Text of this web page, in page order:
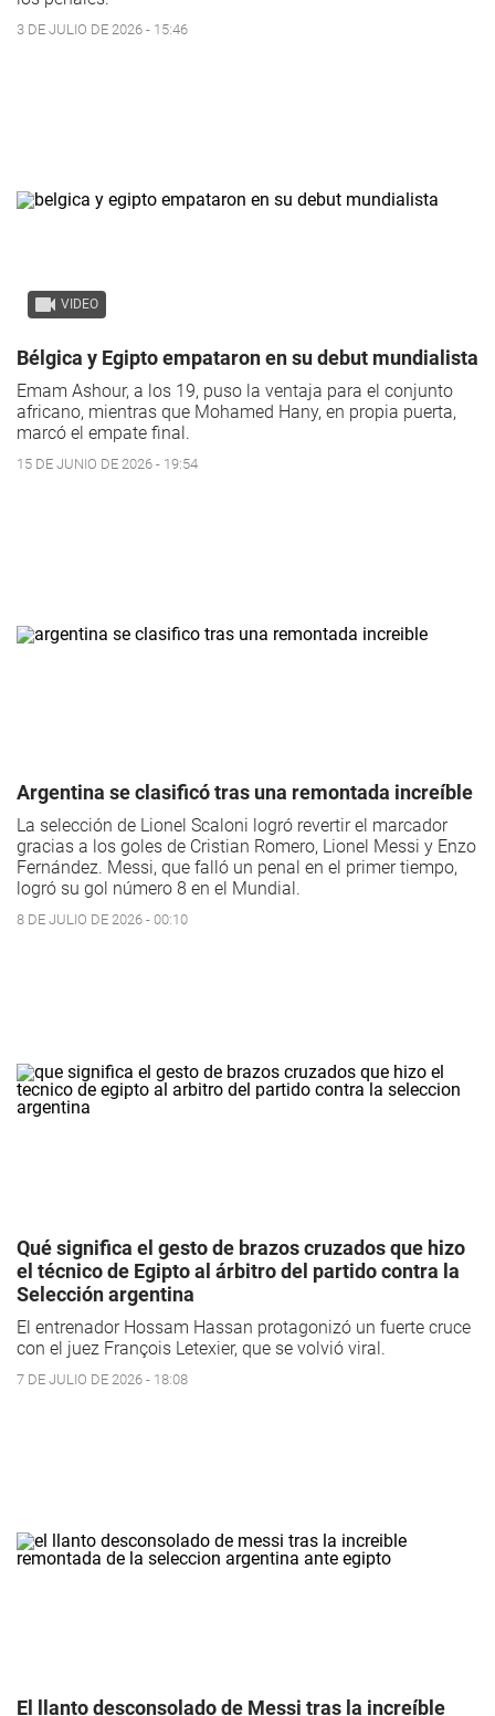
3 DE JULIO DE 2026 - 15:46
VIDEO
Bélgica y Egipto empataron en su debut mundialista
Emam Ashour, a los 19, puso la ventaja para el conjunto
africano, mientras que Mohamed Hany, en propia puerta,
marcó el empate final.
15 DE JUNIO DE 2026 - 19:54
Argentina se clasificó tras una remontada increíble
La selección de Lionel Scaloni logró revertir el marcador
gracias a los goles de Cristian Romero, Lionel Messi y Enzo
Fernández. Messi, que falló un penal en el primer tiempo,
logró su gol número 8 en el Mundial.
8 DE JULIO DE 2026 - 00:10
Qué significa el gesto de brazos cruzados que hizo
el técnico de Egipto al árbitro del partido contra la
Selección argentina
El entrenador Hossam Hassan protagonizó un fuerte cruce
con el juez François Letexier, que se volvió viral.
7 DE JULIO DE 2026 - 18:08
El llanto desconsolado de Messi tras la increíble